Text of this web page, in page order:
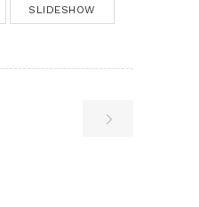
SLIDESHOW